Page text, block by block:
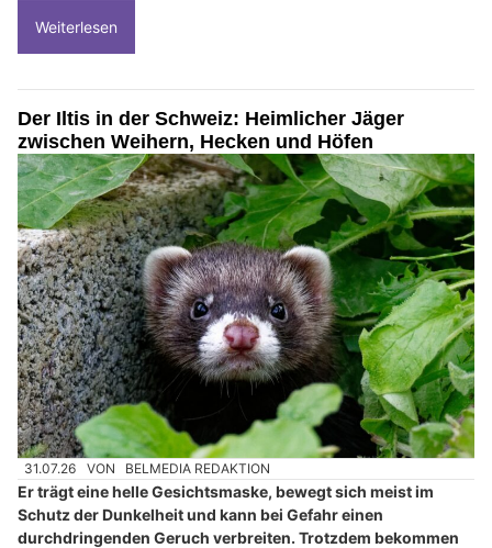
Weiterlesen
Der Iltis in der Schweiz: Heimlicher Jäger
zwischen Weihern, Hecken und Höfen
31.07.26 VON BELMEDIA REDAKTION
Er trägt eine helle Gesichtsmaske, bewegt sich meist im
Schutz der Dunkelheit und kann bei Gefahr einen
durchdringenden Geruch verbreiten. Trotzdem bekommen